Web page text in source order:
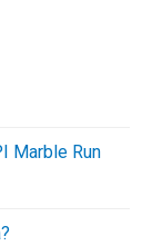
Marble Run